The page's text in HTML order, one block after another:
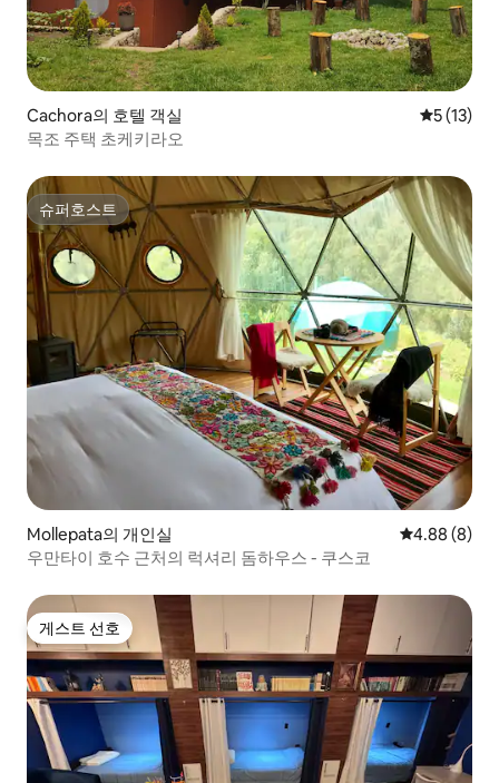
Cachora의 호텔 객실 평점 5점
5 (13)
목조 주택 초케키라오
슈퍼호스트
슈퍼호스트
Mollepata의 개인실 평점 4.88점
4.88 (8)
우만타이 호수 근처의 럭셔리 돔하우스 - 쿠스코
게스트 선호
게스트 선호